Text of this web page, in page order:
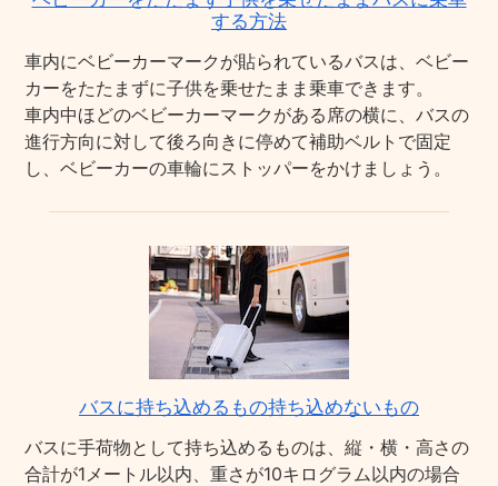
する方法
車内にベビーカーマークが貼られているバスは、ベビー
カーをたたまずに子供を乗せたまま乗車できます。
車内中ほどのベビーカーマークがある席の横に、バスの
進行方向に対して後ろ向きに停めて補助ベルトで固定
し、ベビーカーの車輪にストッパーをかけましょう。
バスに持ち込めるもの持ち込めないもの
バスに手荷物として持ち込めるものは、縦・横・高さの
合計が1メートル以内、重さが10キログラム以内の場合